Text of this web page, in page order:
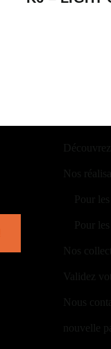
Nos
Pour
Pour
Nos
Validez
Nous
nouvelle